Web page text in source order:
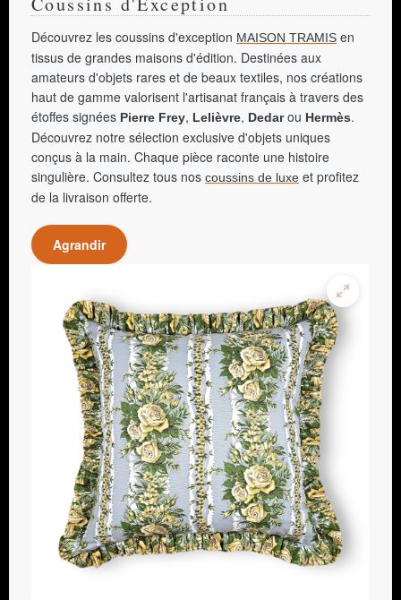
Découvrez les coussins d'exception MAISON TRAMIS en
tissus de grandes maisons d'édition. Destinées aux
amateurs d'objets rares et de beaux textiles, nos créations
haut de gamme valorisent l'artisanat français à travers des
étoffes signées Pierre Frey, Lelièvre, Dedarou Hermès.
Découvrez notre sélection exclusive d'objets uniques
conçus à la main. Chaque pièce raconte une histoire
singulière. Consultez tous nos coussins de luxe et profitez
de la livraison offerte.
Agrandir